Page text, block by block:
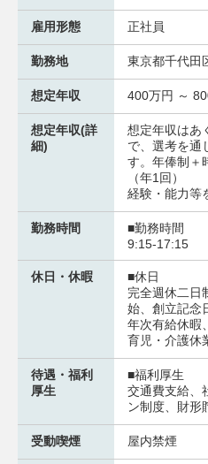
雇用形態 正社員
勤務地 東京都千代田
想定年収 400万円 ～
想定年収(詳
細)
想定年収はあ
で、選考を通
す。年俸制＋
（年1回）
経験・能力等
勤務時間
■勤務時間
9:15‐17:15
休日・休暇
■休日
完全週休二日
始、創立記念
年次有給休暇
育児・介護休
待遇・福利
厚生
■福利厚生
交通費支給、
ン制度、財形
受動喫煙 屋内禁煙